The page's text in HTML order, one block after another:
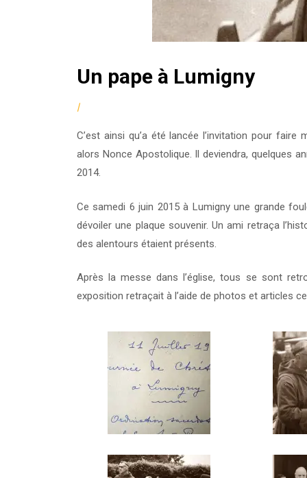
Un pape à Lumigny
by
|Posted
07/06/2015
C’est ainsi qu’a été lancée l’invitation pour
alors Nonce Apostolique. Il deviendra, quelques
2014.
Ce samedi 6 juin 2015 à Lumigny une grande
dévoiler une plaque souvenir. Un ami retraça
des alentours étaient présents.
Après la messe dans l’église, tous se sont
exposition retraçait à l’aide de photos et articles